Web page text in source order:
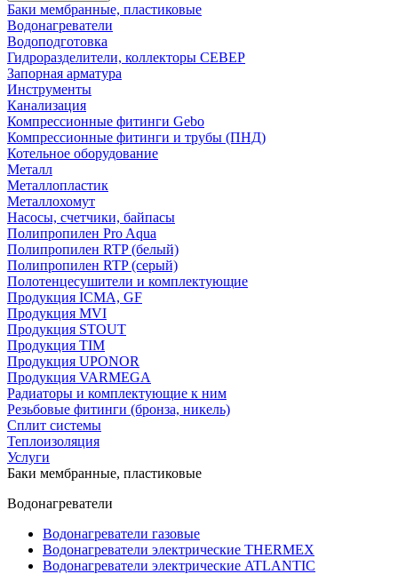
Баки мембранные, пластиковые
Водонагреватели
Водоподготовка
Гидроразделители, коллекторы СЕВЕР
Запорная арматура
Инструменты
Канализация
Компрессионные фитинги Gebo
Компрессионные фитинги и трубы (ПНД)
Котельное оборудование
Металл
Металлопластик
Металлохомут
Насосы, счетчики, байпасы
Полипропилен Pro Aqua
Полипропилен RTP (белый)
Полипропилен RTP (серый)
Полотенцесушители и комплектующие
Продукция ICMA, GF
Продукция MVI
Продукция STOUT
Продукция TIM
Продукция UPONOR
Продукция VARMEGA
Радиаторы и комплектующие к ним
Резьбовые фитинги (бронза, никель)
Сплит системы
Теплоизоляция
Услуги
Баки мембранные, пластиковые
Водонагреватели
Водонагреватели газовые
Водонагреватели электрические THERMEX
Водонагреватели электрические ATLANTIC